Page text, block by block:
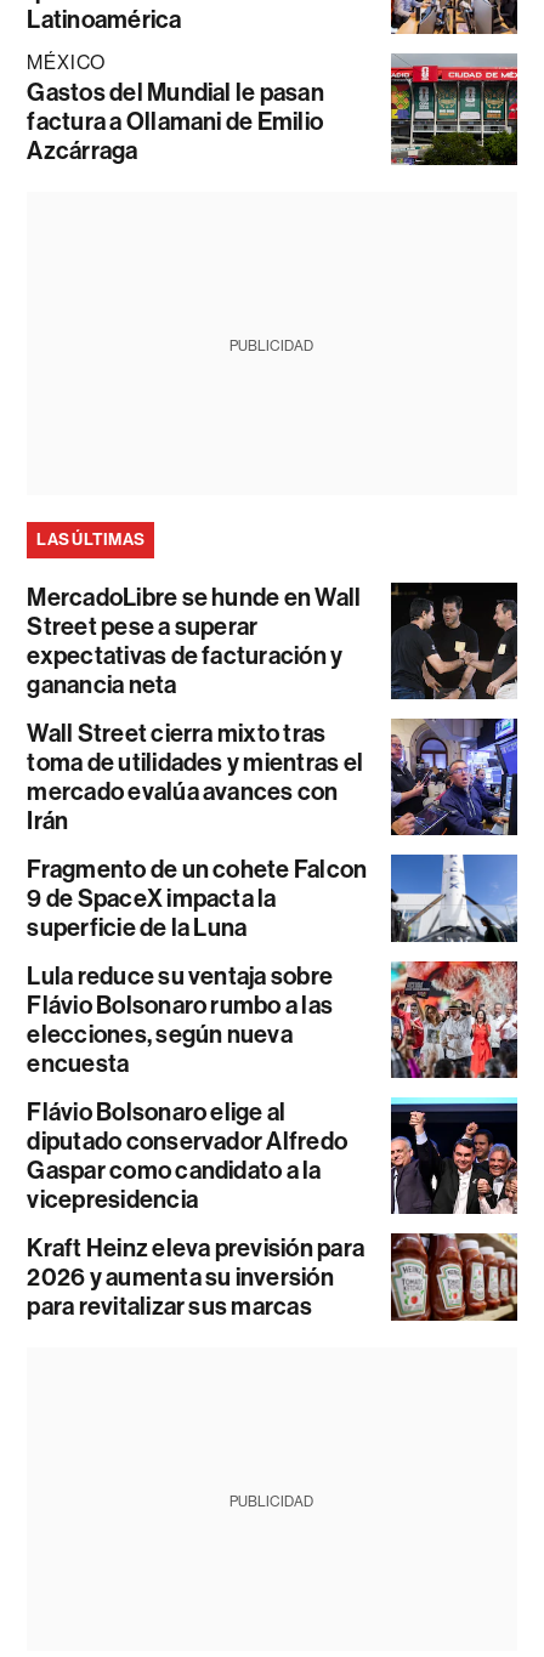
Latinoamérica
MÉXICO
Gastos del Mundial le pasan
factura a Ollamani de Emilio
Azcárraga
PUBLICIDAD
LAS ÚLTIMAS
MercadoLibre se hunde en Wall
Street pese a superar
expectativas de facturación y
ganancia neta
Wall Street cierra mixto tras
toma de utilidades y mientras el
mercado evalúa avances con
Irán
Fragmento de un cohete Falcon
9 de SpaceX impacta la
superficie de la Luna
Lula reduce su ventaja sobre
Flávio Bolsonaro rumbo a las
elecciones, según nueva
encuesta
Flávio Bolsonaro elige al
diputado conservador Alfredo
Gaspar como candidato a la
vicepresidencia
Kraft Heinz eleva previsión para
2026 y aumenta su inversión
para revitalizar sus marcas
PUBLICIDAD